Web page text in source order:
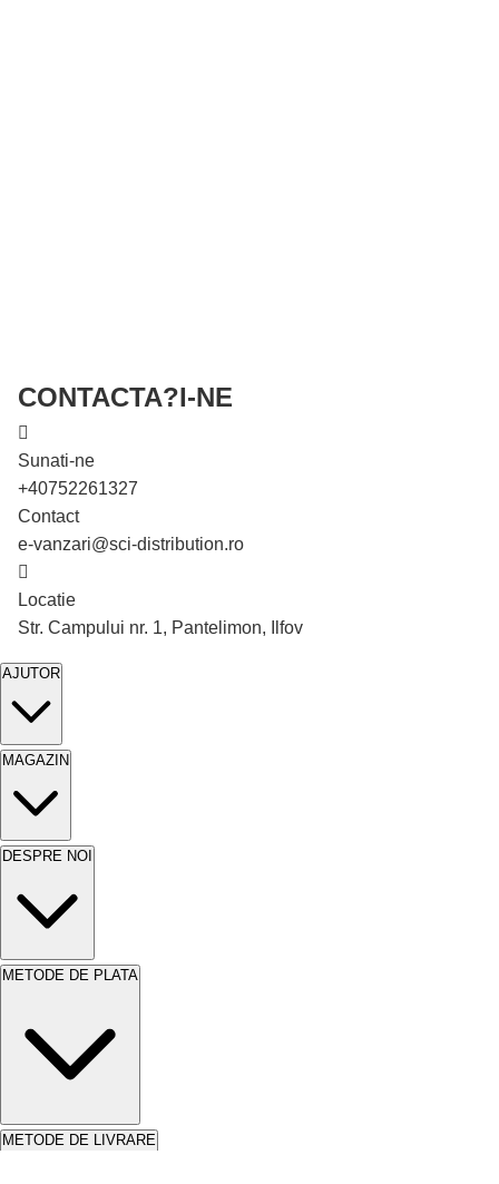
CONTACTA?I-NE
Sunati-ne
+40752261327
Contact
e-vanzari@sci-distribution.ro
Locatie
Str. Campului nr. 1, Pantelimon, Ilfov
AJUTOR
MAGAZIN
DESPRE NOI
METODE DE PLATA
METODE DE LIVRARE